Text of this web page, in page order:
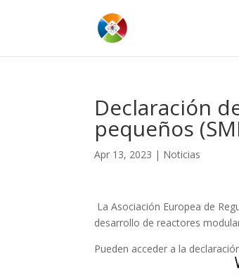
Declaración
pequeños
Apr 13, 2023 | Noticias
La Asociación Europea de
desarrollo de reactores
Pueden acceder a la